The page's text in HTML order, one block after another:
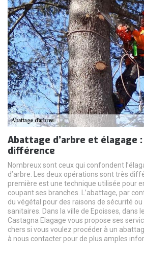
Abattage d’arbre et élagage
différence
Nombreux sont ceux qui confondent
d’arbre. Les deux opérations sont très
première est une technique utilisée pour
coupant ses branches. L’abattage, par
du végétal pour des raisons de sécurité
sanitaires. Dans la ville de Epoisses, dans
Castagna Elagage vous propose ses
chers si vous voulez procéder à un
à nous contacter pour de plus amples